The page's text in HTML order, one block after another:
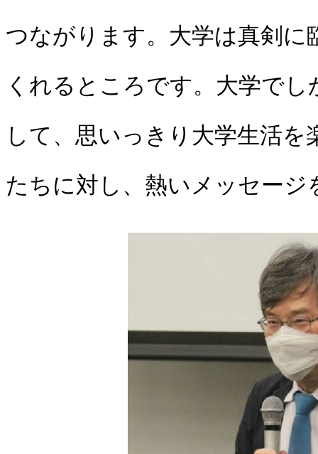
つながります。大学は真剣
くれるところです。大学で
して、思いっきり大学生活
たちに対し、熱いメッセージ